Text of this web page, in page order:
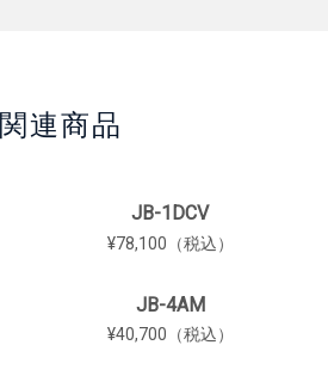
関連商品
JB-1DCV
¥78,100（税込）
JB-4AM
¥40,700（税込）